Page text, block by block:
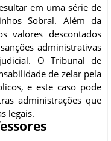
em uma série de
Sobral. Além da
valores descontados
administrativas
O Tribunal de
de zelar pela
e este caso pode
administrações que
legais.